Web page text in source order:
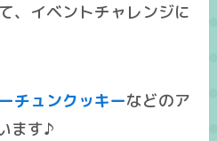
、イベントチャレンジに
チュンクッキーなどのア
ます♪